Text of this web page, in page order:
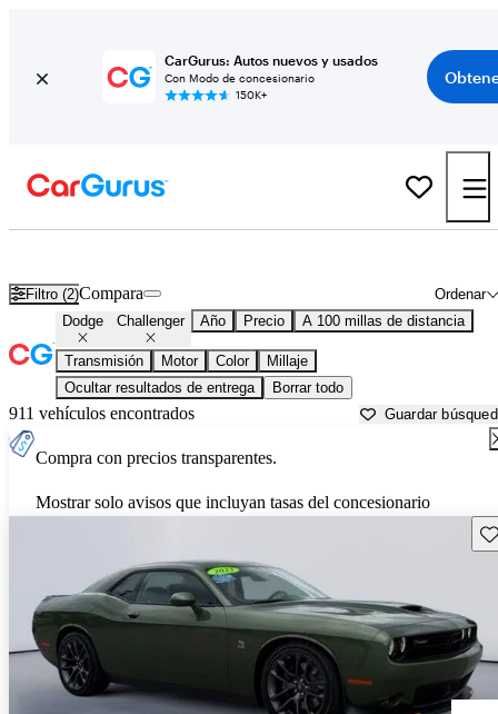
CarGurus: Autos nuevos y usados
Con Modo de concesionario
150K+
Filtro (2) Ordenar
Compara
Dodge Challenger Año Precio A 100 millas de distancia
Transmisión Motor Color
Millaje
Ocultar resultados de entrega
Borrar todo
911 vehículos encontrados Guardar
Compra con precios transparentes.
Mostrar solo avisos que incluyan tasas del concesionario